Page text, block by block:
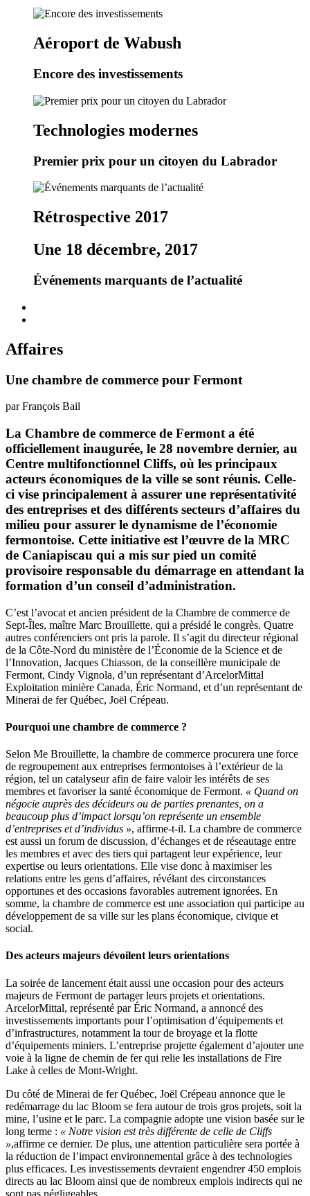
Aéroport de Wabush
Encore des investissements
Technologies modernes
Premier prix pour un citoyen du Labrador
Rétrospective 2017
Une 18 décembre, 2017
Événements marquants de l’actualité
Affaires
Une chambre de commerce pour Fermont
par François Bail
La Chambre de commerce de Fermont a été
officiellement inaugurée, le 28 novembre dernier, au
Centre multifonctionnel Cliffs, où les principaux
acteurs économiques de la ville se sont réunis. Celle-
ci vise principalement à assurer une représentativité
des entreprises et des différents secteurs d’affaires du
milieu pour assurer le dynamisme de l’économie
fermontoise. Cette initiative est l’œuvre de la MRC
de Caniapiscau qui a mis sur pied un comité
provisoire responsable du démarrage en attendant la
formation d’un conseil d’administration.
C’est l’avocat et ancien président de la Chambre de commerce de
Sept-Îles, maître Marc Brouillette, qui a présidé le congrès. Quatre
autres conférenciers ont pris la parole. Il s’agit du directeur régional
de la Côte-Nord du ministère de l’Économie de la Science et de
l’Innovation, Jacques Chiasson, de la conseillère municipale de
Fermont, Cindy Vignola, d’un représentant d’ArcelorMittal
Exploitation minière Canada, Éric Normand, et d’un représentant de
Minerai de fer Québec, Joël Crépeau.
Pourquoi une chambre de commerce ?
Selon Me Brouillette, la chambre de commerce procurera une force
de regroupement aux entreprises fermontoises à l’extérieur de la
région, tel un catalyseur afin de faire valoir les intérêts de ses
membres et favoriser la santé économique de Fermont. « Quand on
négocie auprès des décideurs ou de parties prenantes, on a
beaucoup plus d’impact lorsqu’on représente un ensemble
d’entreprises et d’individus », affirme-t-il. La chambre de commerce
est aussi un forum de discussion, d’échanges et de réseautage entre
les membres et avec des tiers qui partagent leur expérience, leur
expertise ou leurs orientations. Elle vise donc à maximiser les
relations entre les gens d’affaires, révélant des circonstances
opportunes et des occasions favorables autrement ignorées. En
somme, la chambre de commerce est une association qui participe au
développement de sa ville sur les plans économique, civique et
social.
Des acteurs majeurs dévoilent leurs orientations
La soirée de lancement était aussi une occasion pour des acteurs
majeurs de Fermont de partager leurs projets et orientations.
ArcelorMittal, représenté par Éric Normand, a annoncé des
investissements importants pour l’optimisation d’équipements et
d’infrastructures, notamment la tour de broyage et la flotte
d’équipements miniers. L’entreprise projette également d’ajouter une
voie à la ligne de chemin de fer qui relie les installations de Fire
Lake à celles de Mont-Wright.
Du côté de Minerai de fer Québec, Joël Crépeau annonce que le
redémarrage du lac Bloom se fera autour de trois gros projets, soit la
mine, l’usine et le parc. La compagnie adopte une vision basée sur le
long terme : « Notre vision est très différente de celle de Cliffs
»,affirme ce dernier. De plus, une attention particulière sera portée à
la réduction de l’impact environnemental grâce à des technologies
plus efficaces. Les investissements devraient engendrer 450 emplois
directs au lac Bloom ainsi que de nombreux emplois indirects qui ne
sont pas négligeables.